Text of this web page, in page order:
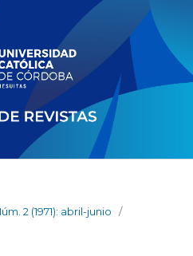
2 (1971): abril-junio
/